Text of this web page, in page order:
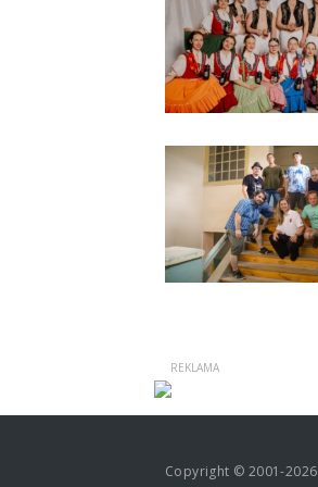
Copyright © 2001-2026